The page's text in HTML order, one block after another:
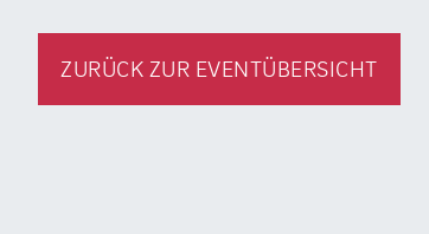
ZURÜCK ZUR EVENTÜBERSICHT